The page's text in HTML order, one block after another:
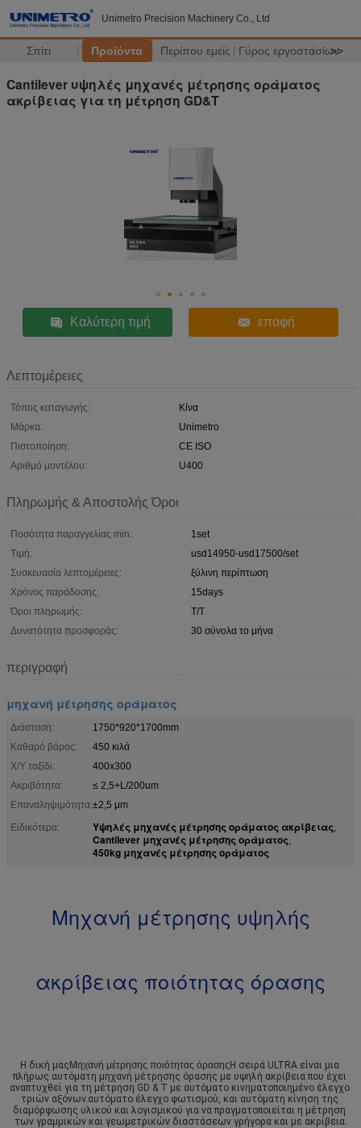
Unimetro Precision Machinery Co., Ltd
Σπίτι Προϊόντα Περίπου εμείς Γύρος εργοστασίων
>>
Cantilever υψηλές μηχανές μέτρησης οράματος
ακρίβειας για τη μέτρηση GD&T
Καλύτερη τιμή επαφή
Λεπτομέρειες
Τόπος καταγωγής:
Κίνα
Μάρκα:
Unimetro
Πιστοποίηση:
CE ISO
Αριθμό μοντέλου:
U400
Πληρωμής & Αποστολής Όροι
Ποσότητα παραγγελίας min:
1set
Τιμή:
usd14950-usd17500/set
Συσκευασία λεπτομέρειες:
ξύλινη περίπτωση
Χρόνος παράδοσης:
15days
Όροι πληρωμής:
T/T
Δυνατότητα προσφοράς:
30 σύνολα το μήνα
περιγραφή
μηχανή μέτρησης οράματος
Διάσταση:
1750*920*1700mm
Καθαρό βάρος:
450 κιλά
X/Y ταξίδι:
400x300
Ακριβότητα:
≤ 2,5+L/200um
Επαναληψιμότητα:±2,5 μm
Ειδικότερα:
Υψηλές μηχανές μέτρησης οράματος ακρίβειας,
Cantilever μηχανές μέτρησης οράματος,
450kg μηχανές μέτρησης οράματος
Μηχανή μέτρησης υψηλής
ακρίβειας ποιότητας όρασης
Η δική μαςΜηχανή μέτρησης ποιότητας όρασηςΗ σειρά ULTRA είναι μια
πλήρως αυτόματη μηχανή μέτρησης όρασης με υψηλή ακρίβεια που έχει
αναπτυχθεί για τη μέτρηση GD & T με αυτόματο κινηματοποιημένο έλεγχο
τριών αξόνων.αυτόματο έλεγχο φωτισμού, και αυτόματη κίνηση της
διαμόρφωσης υλικού και λογισμικού για να πραγματοποιείται η μέτρηση
των γραμμικών και γεωμετρικών διαστάσεων γρήγορα και με ακρίβεια.